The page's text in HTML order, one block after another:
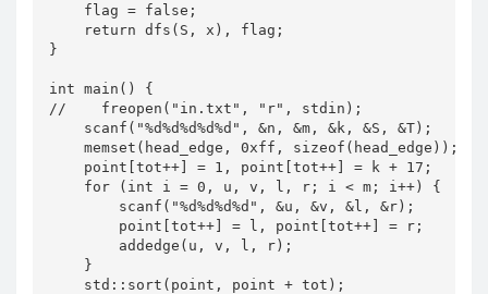
    flag = false;
    return dfs(S, x), flag;
}
int main() {
//    freopen("in.txt", "r", stdin);
    scanf("%d%d%d%d%d", &n, &m, &k, &S, &T);
    memset(head_edge, 0xff, sizeof(head_edge));
    point[tot++] = 1, point[tot++] = k + 17;
    for (int i = 0, u, v, l, r; i < m; i++) {
        scanf("%d%d%d%d", &u, &v, &l, &r);
        point[tot++] = l, point[tot++] = r;
        addedge(u, v, l, r);
    }
    std::sort(point, point + tot);